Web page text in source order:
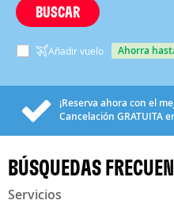
BUSCAR
Añadir vuelo ahorra
¡Reserva ahora con el
Cancelación GRATUITA
BÚSQUEDAS
Servicios